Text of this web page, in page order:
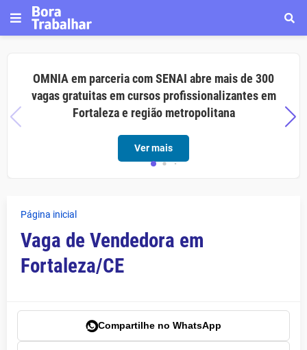
OMNIA em parceria com SENAI abre mais de 300
vagas gratuitas em cursos profissionalizantes em
Fortaleza e região metropolitana
Ver mais
Página inicial
Vaga de Vendedora em
Fortaleza/CE
Compartilhe no WhatsApp